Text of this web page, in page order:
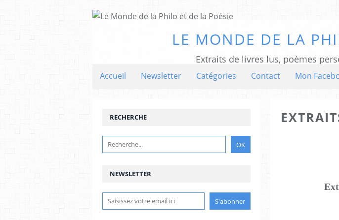
LE MONDE DE LA
Extraits de livres lus, poèmes
Accueil Newsletter Catégories Contact Mon
NEWSLETTER
RECHERCHE